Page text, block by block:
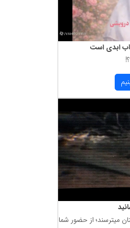
ابدی است
میترسند؛ از حضور شما